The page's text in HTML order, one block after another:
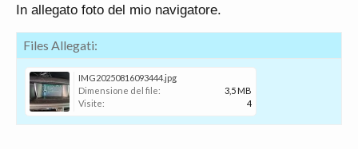
In allegato foto del mio navigatore.
Files Allegati:
IMG20250816093444.jpg
Dimensione del file:
3,5 MB
Visite:
4